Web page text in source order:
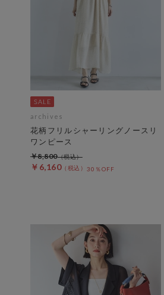
archives
花柄フリルシャーリングノースリ
ワンピース
￥6,160 30％OFF
￥8,800